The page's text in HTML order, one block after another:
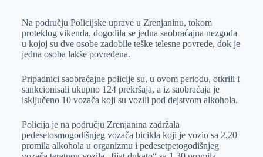
e
r
I
n
s
A
p
p
a
i
l
Na području Policijske uprave u Zrenjaninu, tokom
proteklog vikenda, dogodila se jedna saobraćajna nezgoda
u kojoj su dve osobe zadobile teške telesne povrede, dok je
jedna osoba lakše povređena.
Pripadnici saobraćajne policije su, u ovom periodu, otkrili i
sankcionisali ukupno 124 prekršaja, a iz saobraćaja je
isključeno 10 vozača koji su vozili pod dejstvom alkohola.
Policija je na području Zrenjanina zadržala
pedesetosmogodišnjeg vozača bicikla koji je vozio sa 2,20
promila alkohola u organizmu i pedesetpetogodišnjeg